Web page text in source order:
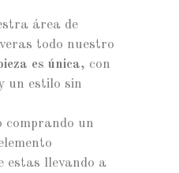
área de
todo nuestro
es única, con
un estilo sin
comprando un
estas llevando a